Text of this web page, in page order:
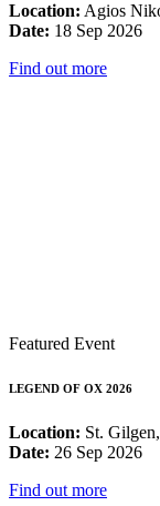
Location: Agios
Date: 18 Sep 2026
Find out more
Featured Event
LEGEND OF OX 2026
Location: St.
Date: 26 Sep 2026
Find out more